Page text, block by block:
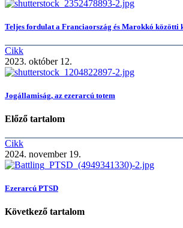
Teljes fordulat a Franciaország és Marokkó közötti
Cikk
2023. október 12.
Jogállamiság, az ezerarcú totem
Előző tartalom
Cikk
2024. november 19.
Ezerarcú PTSD
Következő tartalom